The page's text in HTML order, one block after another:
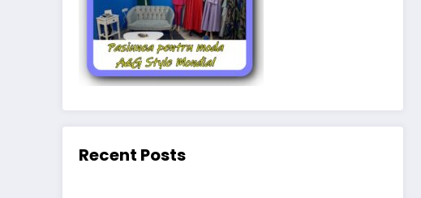
Recent Posts